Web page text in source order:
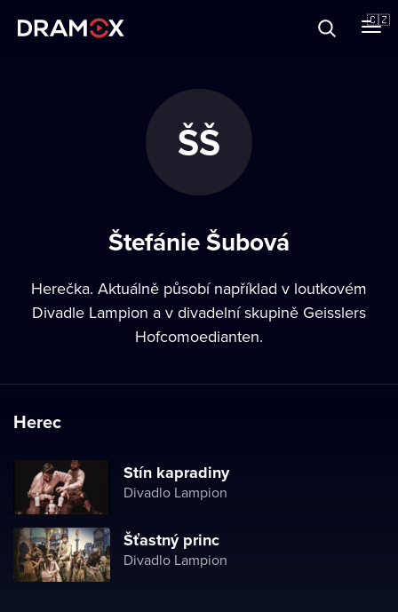
🇨🇿
ŠŠ
Štefánie Šubová
Herečka. Aktuálně působí například v loutkovém
Divadle Lampion a v divadelní skupině Geisslers
Hofcomoedianten.
Herec
Stín kapradiny
Divadlo Lampion
Šťastný princ
Divadlo Lampion